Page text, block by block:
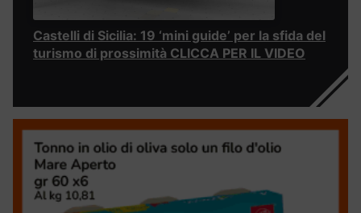
Castelli di Sicilia: 19 ‘mini guide’ per la sfida del
turismo di prossimità CLICCA PER IL VIDEO